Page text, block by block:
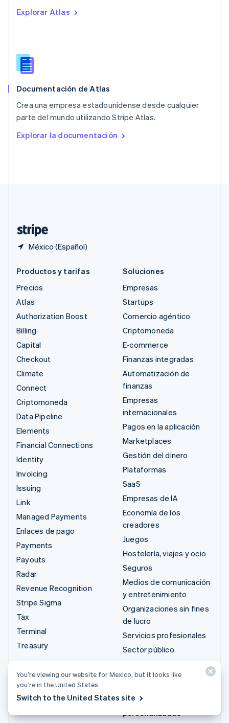
Explorar Atlas
Documentación de Atlas
Crea una empresa estadounidense desde cualquier
parte del mundo utilizando Stripe Atlas.
Explorar la documentación
México (Español)
NederlandsEnglish
Português
RAE de Hong Kong, China
Reino Unido
República Checa
English
English
Productos y tarifas
Precios
Atlas
Authorization Boost
Billing
Capital
Checkout
Climate
Connect
Criptomoneda
Data Pipeline
Elements
Financial Connections
Identity
Invoicing
Issuing
Link
Managed Payments
Enlaces de pago
Payments
Payouts
Radar
Revenue Recognition
Stripe Sigma
Tax
Terminal
Treasury
Soluciones
Empresas
Startups
Comercio agéntico
Criptomoneda
E-commerce
Finanzas integradas
Automatización de
finanzas
Empresas
internacionales
Pagos en la aplicación
Marketplaces
Gestión del dinero
Plataformas
SaaS
Empresas de IA
Economía de los
creadores
Juegos
Hostelería, viajes y ocio
Seguros
Medios de comunicación
y entretenimiento
Organizaciones sin fines
de lucro
Servicios profesionales
Sector público
soluciones
personalizadas
You’re viewing our website for Mexico, but it looks like
you’re in the United States.
Switch to the United States site